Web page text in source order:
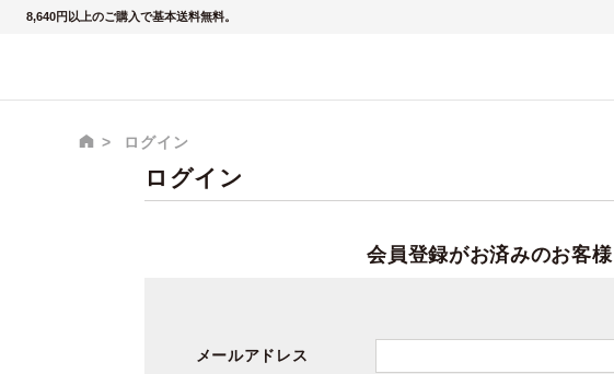
8,640円以上のご購入で基本送料無料。
ログイン
ログイン
会員登録がお済みのお客様
メールアドレス